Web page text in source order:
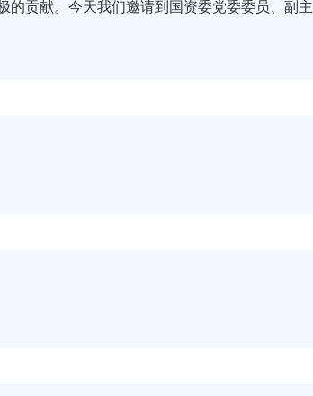
的贡献。今天我们邀请到国资委党委委员、副主